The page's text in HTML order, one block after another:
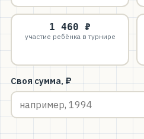
1 460 ₽
участие ребёнка в турнире
Своя сумма, ₽